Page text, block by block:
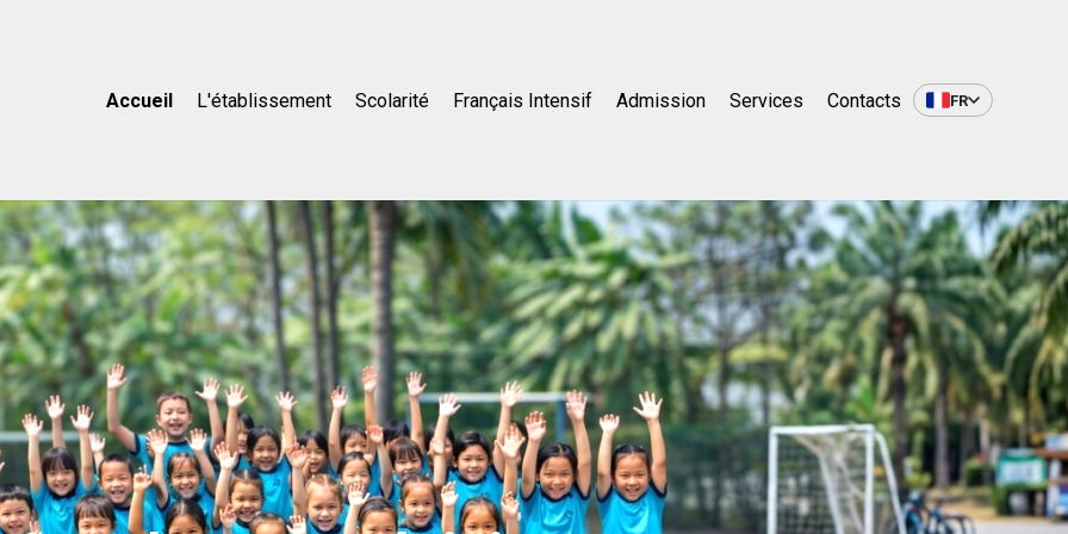
FR
Accueil L'établissement Scolarité Français Intensif Admission Services Contacts